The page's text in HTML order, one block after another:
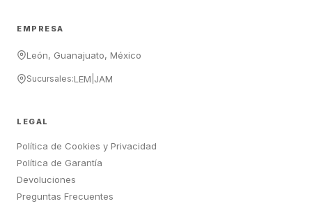
EMPRESA
León, Guanajuato, México
Sucursales:LEM JAM
LEGAL
Política de Cookies y Privacidad
Política de Garantía
Devoluciones
Preguntas Frecuentes